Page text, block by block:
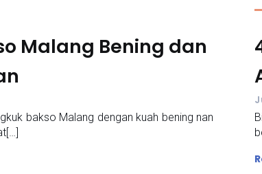
Malang Bening dan
bakso Malang dengan kuah bening nan